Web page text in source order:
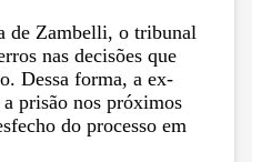
de Zambelli, o tribunal
nas decisões que
Dessa forma, a ex-
prisão nos próximos
do processo em